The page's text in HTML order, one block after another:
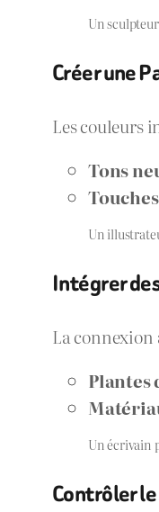
Un
Créer une
Les couleurs
Tons
Un
Intégrer
La connexion
Un écrivain
Contrôler